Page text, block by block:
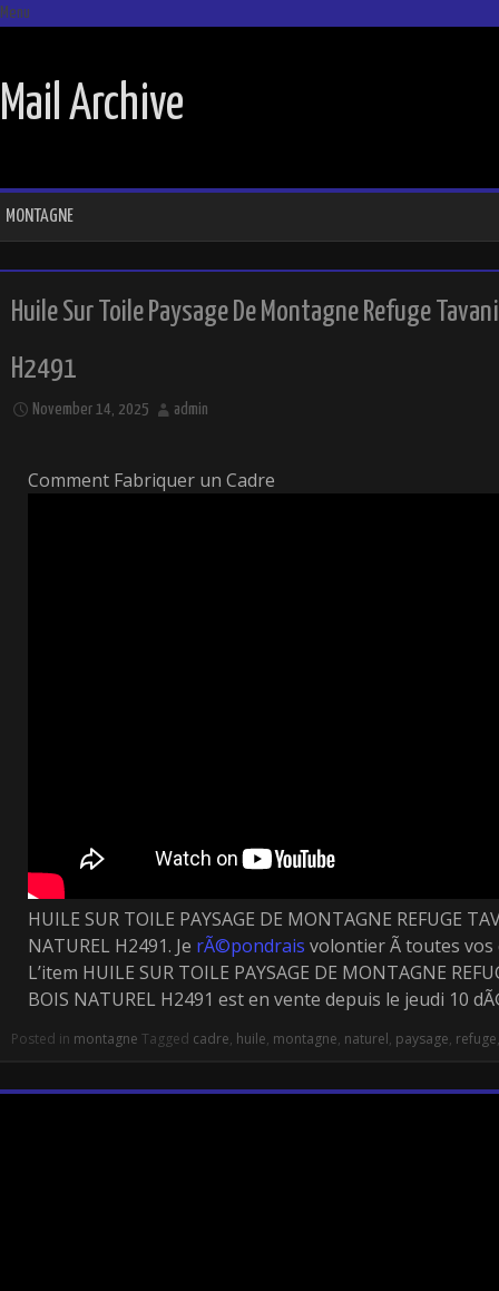
Menu
Mail Archive
MONTAGNE
Huile Sur Toile Paysage De Montagne Refuge
H2491
November 14, 2025 admin
Comment Fabriquer un Cadre
HUILE SUR TOILE PAYSAGE DE MONTAGNE REFUGE
NATUREL H2491. Je rÃ©pondrais volontier Ã toutes vos
L’item HUILE SUR TOILE PAYSAGE DE MONTAGNE
BOIS NATUREL H2491 est en vente depuis le jeudi 10
Posted in montagne Tagged cadre, huile, montagne, naturel, paysage, refuge